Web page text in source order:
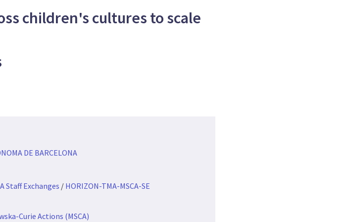
children's cultures to scale
DE BARCELONA
Staff Exchanges / HORIZON-TMA-MSCA-SE
Curie Actions (MSCA)